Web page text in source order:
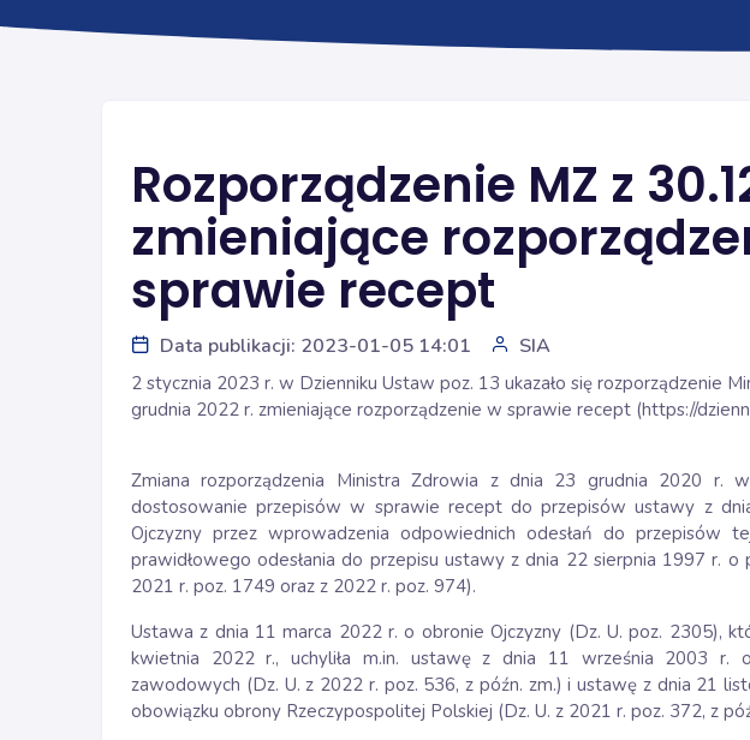
Rozporządzenie MZ z
zmieniające
sprawie recept
Data publikacji: 2023-01-05 14:01 SIA
2 stycznia 2023 r. w Dzienniku Ustaw poz. 13 ukazało się rozporządzenie
grudnia 2022 r. zmieniające rozporządzenie w sprawie recept (https://
Zmiana rozporządzenia Ministra Zdrowia z dnia 23 grudnia 2020 r.
dostosowanie przepisów w sprawie recept do przepisów ustawy z
Ojczyzny przez wprowadzenia odpowiednich odesłań do przepisów
prawidłowego odesłania do przepisu ustawy z dnia 22 sierpnia 1997 r. o
2021 r. poz. 1749 oraz z 2022 r. poz. 974).
Ustawa z dnia 11 marca 2022 r. o obronie Ojczyzny (Dz. U. poz. 2305),
kwietnia 2022 r., uchyliła m.in. ustawę z dnia 11 września 2003 r. o
zawodowych (Dz. U. z 2022 r. poz. 536, z późn. zm.) i ustawę z dnia 21
obowiązku obrony Rzeczypospolitej Polskiej (Dz. U. z 2021 r. poz. 372, z